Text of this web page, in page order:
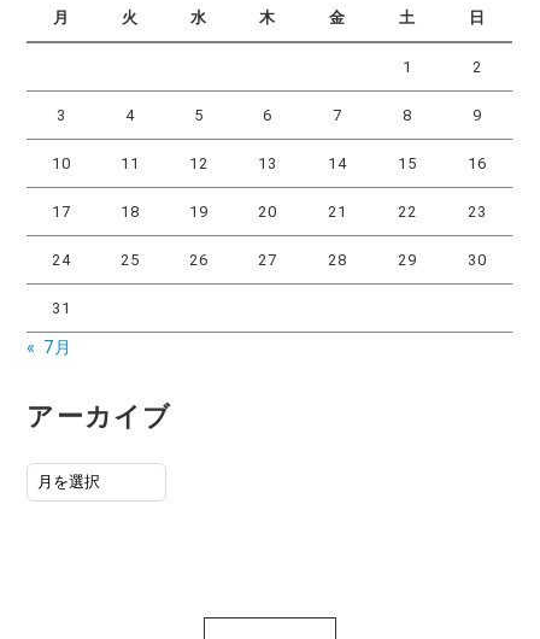
月 火 水 木 金 土 日
1 2
3 4 5 6 7 8 9
10 11 12 13 14 15 16
17 18 19 20 21 22 23
24 25 26 27 28 29 30
31
« 7月
アーカイブ
ア
ー